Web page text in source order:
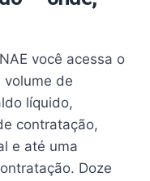
você acessa o
volume de
líquido,
contratação,
e até uma
Doze